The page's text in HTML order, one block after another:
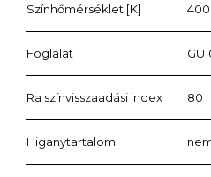
Színhőmérséklet [K]
Foglalat
Ra színvisszaadási index 80
Higanytartalom